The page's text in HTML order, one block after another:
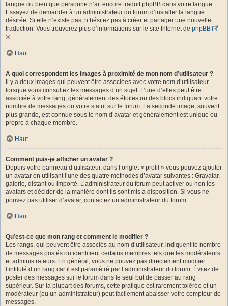
langue ou bien que personne n’ait encore traduit phpBB dans votre langue.
Essayez de demander à un administrateur du forum d’installer la langue
désirée. Si elle n’existe pas, n’hésitez pas à créer et partager une nouvelle
traduction. Vous trouverez plus d’informations sur le site Internet de phpBB
®.
Haut
A quoi correspondent les images à proximité de mon nom d’utilisateur ?
Il y a deux images qui peuvent être associées avec votre nom d’utilisateur
lorsque vous consultez les messages d’un sujet. L’une d’elles peut être
associée à votre rang, généralement des étoiles ou des blocs indiquant votre
nombre de messages ou votre statut sur le forum. La seconde image, souvent
plus grande, est connue sous le nom d’avatar et généralement est unique ou
propre à chaque membre.
Haut
Comment puis-je afficher un avatar ?
Depuis votre panneau d’utilisateur, dans l’onglet « profil » vous pouvez ajouter
un avatar en utilisant l’une des quatre méthodes d’avatar suivantes : Gravatar,
galerie, distant ou importé. L’administrateur du forum peut activer ou non les
avatars et décider de la manière dont ils sont mis à disposition. Si vous ne
pouvez pas utiliser d’avatar, contactez un administrateur du forum.
Haut
Qu’est-ce que mon rang et comment le modifier ?
Les rangs, qui peuvent être associés au nom d’utilisateur, indiquent le nombre
de messages postés ou identifient certains membres tels que les modérateurs
et administrateurs. En général, vous ne pouvez pas directement modifier
l’intitulé d’un rang car il est paramétré par l’administrateur du forum. Évitez de
poster des messages sur le forum dans le seul but de passer au rang
supérieur. Sur la plupart des forums, cette pratique est rarement tolérée et un
modérateur (ou un administrateur) peut facilement abaisser votre compteur de
messages.